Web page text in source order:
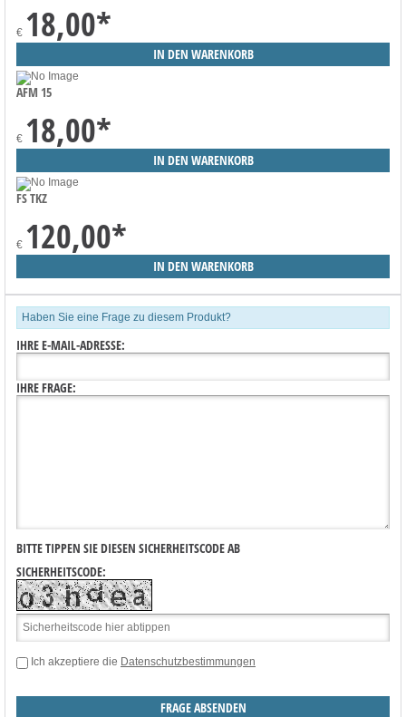
€ 18,00*
AFM 15
€ 18,00*
FS TKZ
€ 120,00*
Haben Sie eine Frage zu diesem Produkt?
IHRE E-MAIL-ADRESSE:
IHRE FRAGE:
BITTE TIPPEN SIE DIESEN SICHERHEITSCODE AB
SICHERHEITSCODE:
Ich akzeptiere die Datenschutzbestimmungen